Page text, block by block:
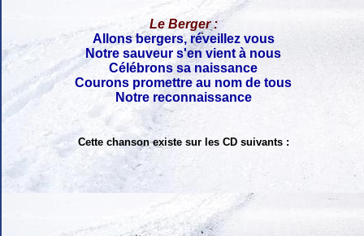
Le Berger :
Allons bergers, réveillez vous
Notre sauveur s'en vient à nous
Célébrons sa naissance
Courons promettre au nom de tous
Notre reconnaissance
Cette chanson existe sur les CD suivants :